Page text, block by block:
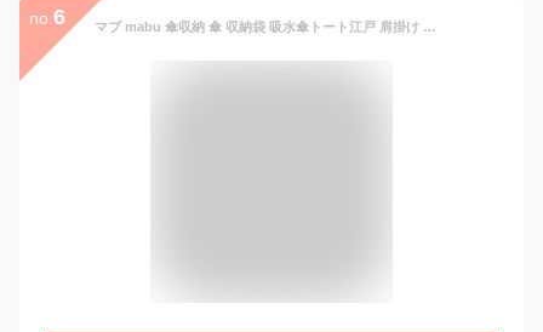
no. 6 マブ mabu 傘収納 傘 収納袋 吸水傘トート江戸 肩掛け ケース 長傘 折りたたみ傘 折りたたみ 傘カバー 傘ポーチ 傘入れ 傘バッグ 吸水 マイクロファイバー 電車 車 ユニセックス SMV-4186 母の日